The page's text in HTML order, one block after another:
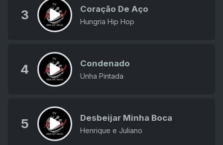
3 Coração De Aço
Hungria Hip Hop
4 Condenado
Unha Pintada
5 Desbeijar Minha Boca
Henrique e Juliano